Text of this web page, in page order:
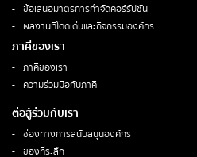
ข้อเสนอมาตรการกำจัดคอร์รัปชัน
ผลงานที่โดดเด่นและกิจกรรมองค์กร
ภาคีของเรา
ภาคีของเรา
ความร่วมมือกับภาคี
ต่อสู้ร่วมกับเรา
ช่องทางการสนับสนุนองค์กร
ของที่ระลึก